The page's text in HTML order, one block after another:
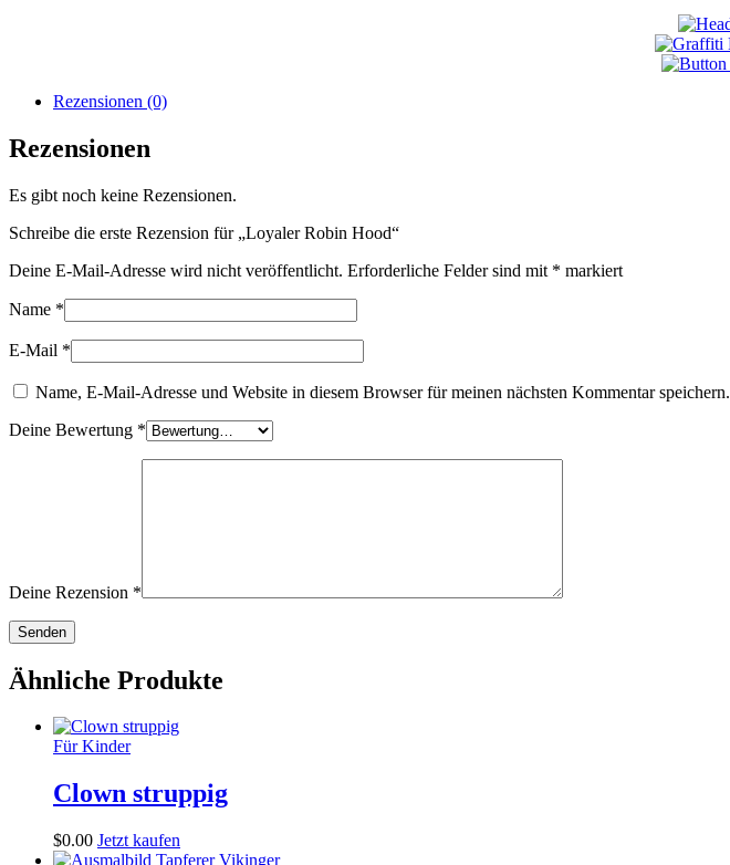
Rezensionen (0)
Rezensionen
Es gibt noch keine Rezensionen.
Schreibe die erste Rezension für „Loyaler Robin Hood“
Deine E-Mail-Adresse wird nicht veröffentlicht. Erforderliche Felder sind mit * markiert
Name *
E-Mail *
Name, E-Mail-Adresse und Website in diesem Browser für meinen nächsten Kommentar speichern.
Deine Bewertung *
Deine Rezension *
Ähnliche Produkte
Für Kinder
Clown struppig
$0.00 Jetzt kaufen